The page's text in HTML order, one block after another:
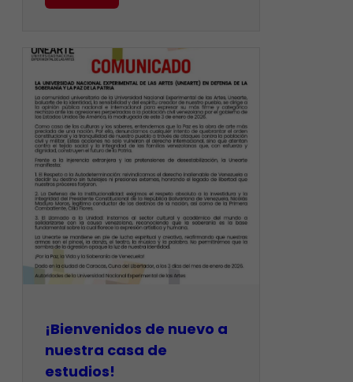
¡Bienvenidos de nuevo a
nuestra casa de
estudios! ​